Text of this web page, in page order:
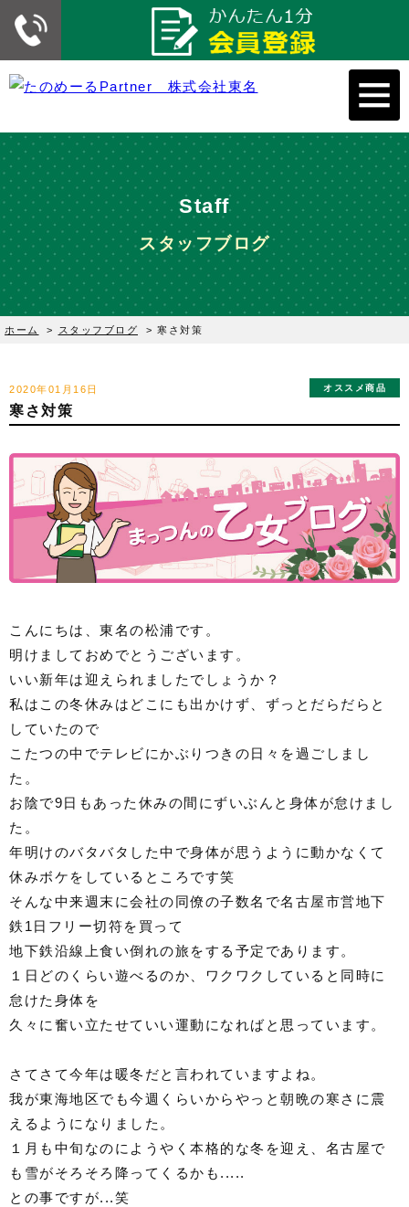
Staff
スタッフブログ
ホーム > スタッフブログ > 寒さ対策
2020年01月16日
寒さ対策
オススメ商品
こんにちは、東名の松浦です。
明けましておめでとうございます。
いい新年は迎えられましたでしょうか？
私はこの冬休みはどこにも出かけず、ずっとだらだらと
していたので
こたつの中でテレビにかぶりつきの日々を過ごしまし
た。
お陰で9日もあった休みの間にずいぶんと身体が怠けまし
た。
年明けのバタバタした中で身体が思うように動かなくて
休みボケをしているところです笑
そんな中来週末に会社の同僚の子数名で名古屋市営地下
鉄1日フリー切符を買って
地下鉄沿線上食い倒れの旅をする予定であります。
１日どのくらい遊べるのか、ワクワクしていると同時に
怠けた身体を
久々に奮い立たせていい運動になればと思っています。
さてさて今年は暖冬だと言われていますよね。
我が東海地区でも今週くらいからやっと朝晩の寒さに震
えるようになりました。
１月も中旬なのにようやく本格的な冬を迎え、名古屋で
も雪がそろそろ降ってくるかも.....
との事ですが...笑